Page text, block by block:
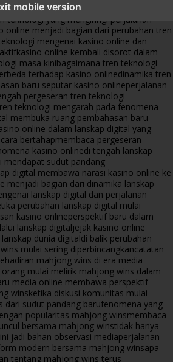
mobile version
muncul seiring pergeseran tren platform
teknologi yang mengiringi perjalanan
online menjadi bagian dari perubahan tren
mengenai kasino online dan
kasino online kembali disorot dalam
masa kinibagaimana tren teknologi
terhadap kasino onlinedinamika tren
baru seputar kasino onlineperjalanan
pergeseran tren teknologi
teknologi mengarah pada fenomena
membuka ruang pembahasan baru
online dalam lanskap digital yang
bertahapmembaca pergeseran
kasino onlinedi tengah lanskap
mendapat sudut pandang
digital membawa narasi kasino online ke
menjadi bagian dari dinamika lanskap
lanskap digital dan perjalanan
perubahan lanskap digital mulai
kasino onlineperspektif baru dalam
lanskap digitaljejak kasino online
dunia digitaldi balik perubahan
mulai sering diperbincangkancatatan
mahjong wins di era media
mulai melirik mahjong wins dalam
media online membawa perspektif
winsketika diskusi komunitas mulai
dari sudut pandang barufenomena yang
popularitas mahjong winsmembaca
bersama mahjong winstidak hanya
jadi bahan observasi mediaperjalanan
modern bersama mahjong winsapa
tentang mahjong wins terus